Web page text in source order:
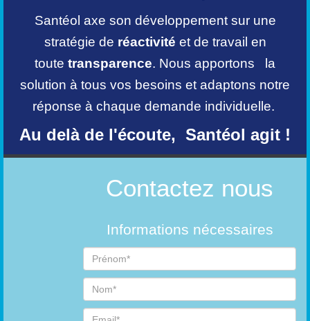
Santéol axe son développement sur une
stratégie de réactivité et de travail en
toute transparence. Nous apportons la
solution à tous vos besoins et adaptons notre
réponse à chaque demande individuelle.
Au delà de l'écoute, Santéol agit !
Contactez nous
Informations nécessaires